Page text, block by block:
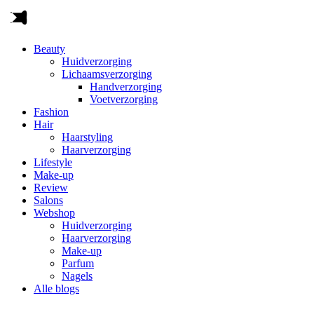
Beauty
Huidverzorging
Lichaamsverzorging
Handverzorging
Voetverzorging
Fashion
Hair
Haarstyling
Haarverzorging
Lifestyle
Make-up
Review
Salons
Webshop
Huidverzorging
Haarverzorging
Make-up
Parfum
Nagels
Alle blogs